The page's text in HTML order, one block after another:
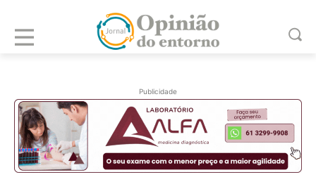
Publicidade